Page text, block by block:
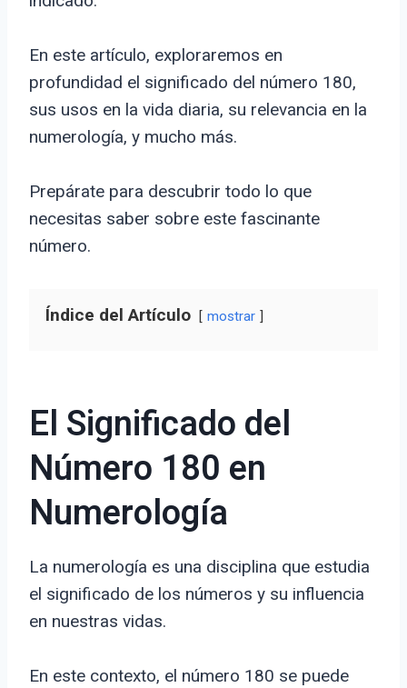
En este artículo, exploraremos en
profundidad el significado del número 180,
sus usos en la vida diaria, su relevancia en la
numerología, y mucho más.
Prepárate para descubrir todo lo que
necesitas saber sobre este fascinante
número.
Índice del Artículo mostrar
El Significado del
Número 180 en
Numerología
La numerología es una disciplina que estudia
el significado de los números y su influencia
en nuestras vidas.
En este contexto, el número 180 se puede